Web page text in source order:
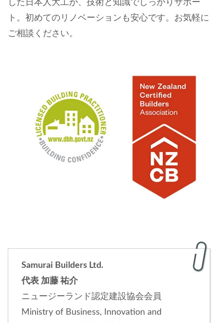
した日本人大工が、技術と知識でしっかりサポー
ト。初めてのリノベーションも安心です。お気軽に
ご相談ください。
Samurai Builders Ltd.
代表 加藤 祐介
ニュージーランド認定建設協会会員
Ministry of Business, Innovation and